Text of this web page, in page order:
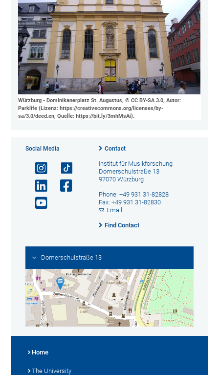
Würzburg - Dominikanerplatz St. Augustus, © CC BY-SA 3.0, Autor:
Parklife (Lizenz: https://creativecommons.org/licenses/by-
sa/3.0/deed.en, Quelle: https://bit.ly/3mhMsAi).
Social Media Contact
Institut für Musikforschung
Domerschulstraße 13
97070 Würzburg
Phone: +49 931 31-82828
Fax: +49 931 31-82830
Email
Find Contact
Domerschulstraße 13
Home
The University